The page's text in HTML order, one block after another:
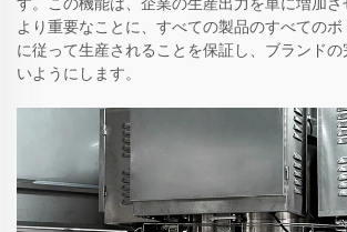
より重要なことに、すべての製品のすべての
に従って生産されることを保証し、ブランド
いようにします。